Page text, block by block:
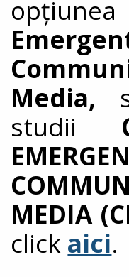
Media,
studii
MEDIA
click aici.